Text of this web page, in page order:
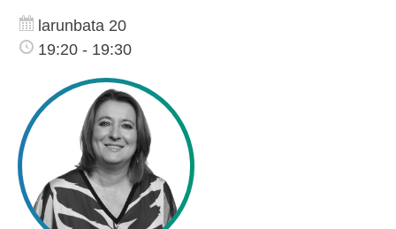
larunbata 20
19:20 - 19:30